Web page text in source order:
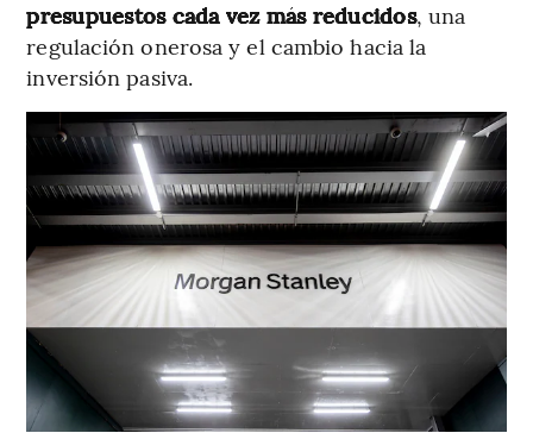
presupuestos cada vez más reducidos, una
regulación onerosa y el cambio hacia la
inversión pasiva.